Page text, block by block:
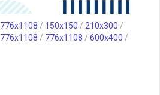
776x1108 / 150x150 / 210x300 /
776x1108 / 776x1108 / 600x400 /